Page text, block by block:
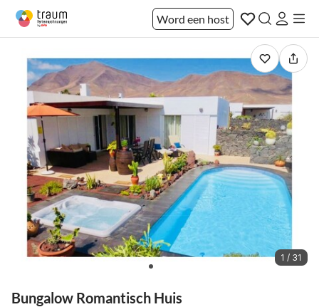
Word een host
1 / 31
Bungalow Romantisch Huis